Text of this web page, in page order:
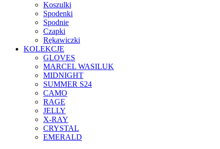
Koszulki
Spodenki
Spodnie
Czapki
Rękawiczki
KOLEKCJE
GLOVES
MARCEL WASILUK
MIDNIGHT
SUMMER S24
CAMO
RAGE
JELLY
X-RAY
CRYSTAL
EMERALD